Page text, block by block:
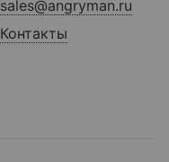
sales@angryman.ru
Контакты